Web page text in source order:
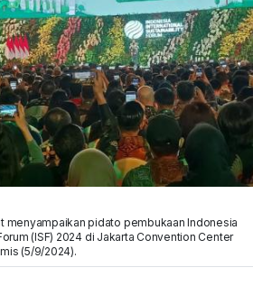
menyampaikan pidato pembukaan Indonesia
(ISF) 2024 di Jakarta Convention Center
(5/9/2024).